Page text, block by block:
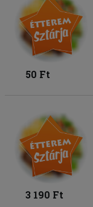
50 Ft
3 190 Ft